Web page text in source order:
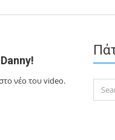
νέο του video.
Search
for: